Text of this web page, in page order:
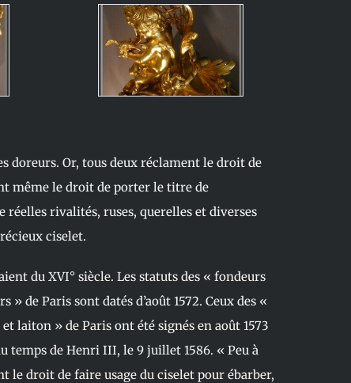
doreurs. Or, tous deux réclament le droit de
même le droit de porter le titre de
réelles rivalités, ruses, querelles et diverses
ciselet.
du XVI° siècle. Les statuts des « fondeurs
» de Paris sont datés d’août 1572. Ceux des «
laiton » de Paris ont été signés en août 1573
temps de Henri III, le 9 juillet 1586. « Peu à
le droit de faire usage du ciselet pour ébarber,